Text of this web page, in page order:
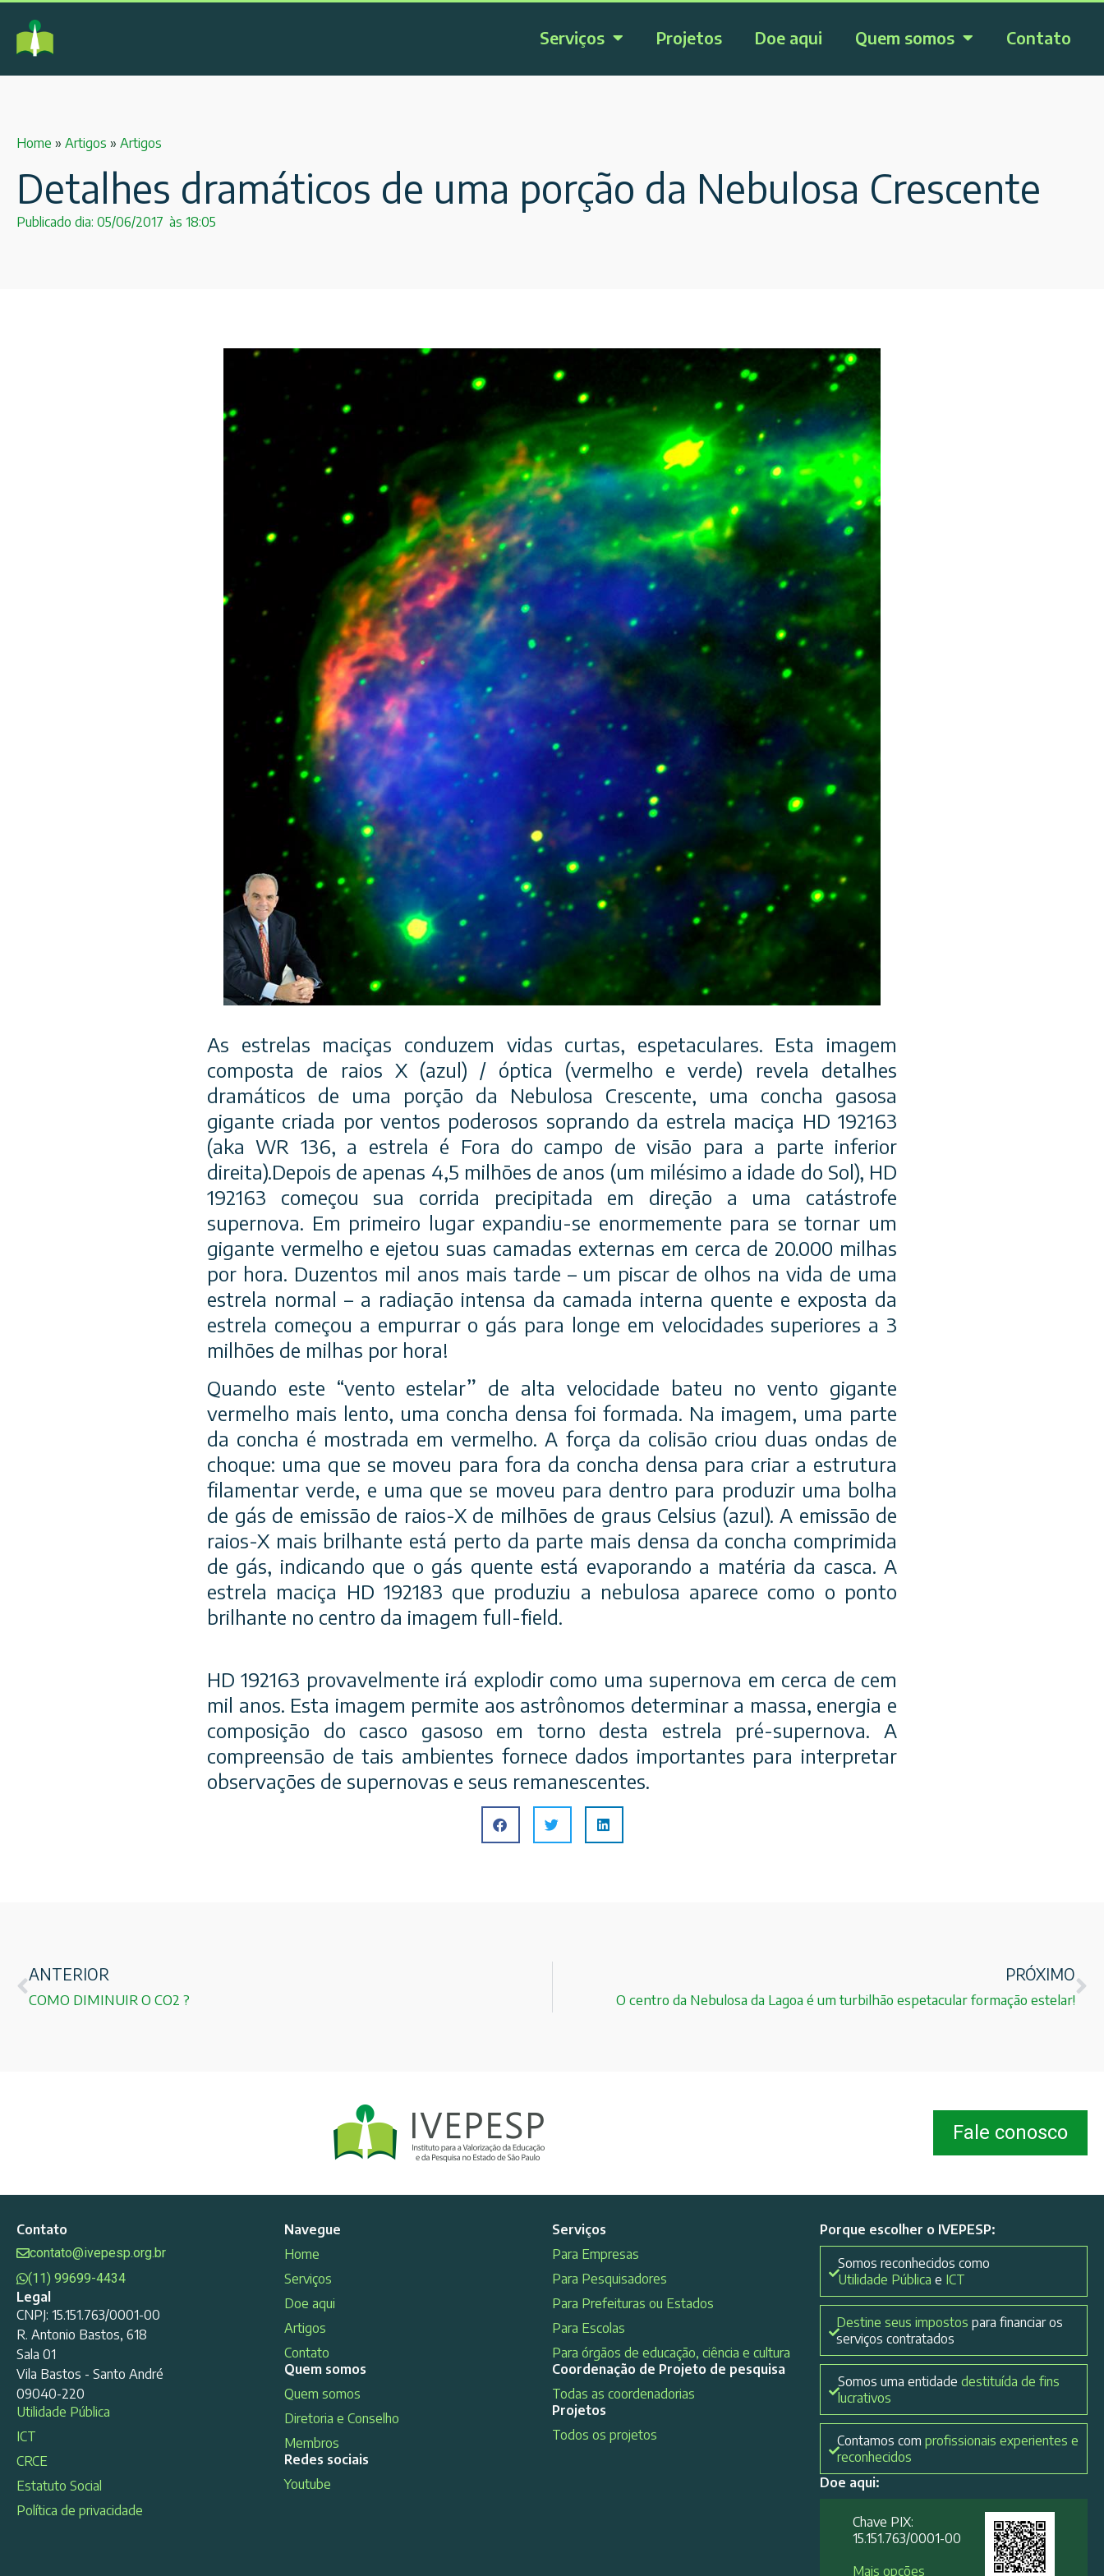
Serviços Projetos Doe aqui Quem somos Contato
Home » Artigos » Artigos
Detalhes dramáticos de uma porção da Nebulosa Crescente
Publicado dia: 05/06/2017 às 18:05
As estrelas maciças conduzem vidas curtas, espetaculares. Esta imagem
composta de raios X (azul) / óptica (vermelho e verde) revela detalhes
dramáticos de uma porção da Nebulosa Crescente, uma concha gasosa
gigante criada por ventos poderosos soprando da estrela maciça HD 192163
(aka WR 136, a estrela é Fora do campo de visão para a parte inferior
direita).Depois de apenas 4,5 milhões de anos (um milésimo a idade do Sol), HD
192163 começou sua corrida precipitada em direção a uma catástrofe
supernova. Em primeiro lugar expandiu-se enormemente para se tornar um
gigante vermelho e ejetou suas camadas externas em cerca de 20.000 milhas
por hora. Duzentos mil anos mais tarde – um piscar de olhos na vida de uma
estrela normal – a radiação intensa da camada interna quente e exposta da
estrela começou a empurrar o gás para longe em velocidades superiores a 3
milhões de milhas por hora!
Quando este “vento estelar” de alta velocidade bateu no vento gigante
vermelho mais lento, uma concha densa foi formada. Na imagem, uma parte
da concha é mostrada em vermelho. A força da colisão criou duas ondas de
choque: uma que se moveu para fora da concha densa para criar a estrutura
filamentar verde, e uma que se moveu para dentro para produzir uma bolha
de gás de emissão de raios-X de milhões de graus Celsius (azul). A emissão de
raios-X mais brilhante está perto da parte mais densa da concha comprimida
de gás, indicando que o gás quente está evaporando a matéria da casca. A
estrela maciça HD 192183 que produziu a nebulosa aparece como o ponto
brilhante no centro da imagem full-field.
HD 192163 provavelmente irá explodir como uma supernova em cerca de cem
mil anos. Esta imagem permite aos astrônomos determinar a massa, energia e
composição do casco gasoso em torno desta estrela pré-supernova. A
compreensão de tais ambientes fornece dados importantes para interpretar
observações de supernovas e seus remanescentes.
ANTERIOR
COMO DIMINUIR O CO2 ?
PRÓXIMO
O centro da Nebulosa da Lagoa é um turbilhão espetacular formação estelar!
Fale conosco
Contato
contato@ivepesp.org.br
(11) 99699-4434
Legal
CNPJ: 15.151.763/0001-00
R. Antonio Bastos, 618
Sala 01
Vila Bastos - Santo André
09040-220
Utilidade Pública
ICT
CRCE
Estatuto Social
Política de privacidade
Navegue
Home
Serviços
Doe aqui
Artigos
Contato
Quem somos
Quem somos
Diretoria e Conselho
Membros
Redes sociais
Youtube
Serviços
Para Empresas
Para Pesquisadores
Para Prefeituras ou Estados
Para Escolas
Para órgãos de educação, ciência e cultura
Coordenação de Projeto de pesquisa
Todas as coordenadorias
Projetos
Todos os projetos
Porque escolher o IVEPESP:
Somos reconhecidos como
Utilidade Pública e ICT
Destine seus impostos para financiar os
serviços contratados
Somos uma entidadedestituída de fins
lucrativos
Contamos com profissionais experientes e
reconhecidos
Doe aqui:
Chave PIX:
15.151.763/0001-00​
Mais opções